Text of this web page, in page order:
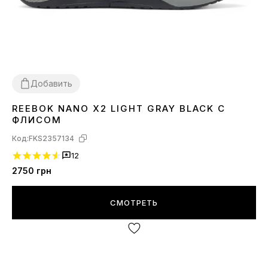
Добавить
43 4445
REEBOK NANO X2 LIGHT GRAY BLACK С
ФЛИСОМ
Код:FKS2357134
12
2750 грн
СМОТРЕТЬ